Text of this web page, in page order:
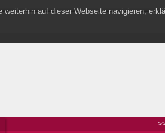
>>
auf dieser Webseite navigieren,